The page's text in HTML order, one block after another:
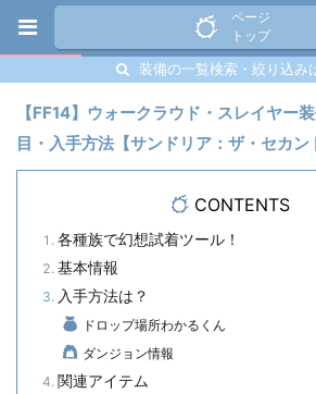
ページ
トップ
装備の一覧検索・絞り込み
【FF14】ウォークラウド・スレイヤー
目・入手方法【サンドリア：ザ・セカン
CONTENTS
各種族で幻想試着ツール！
基本情報
入手方法は？
ドロップ場所わかるくん
ダンジョン情報
関連アイテム